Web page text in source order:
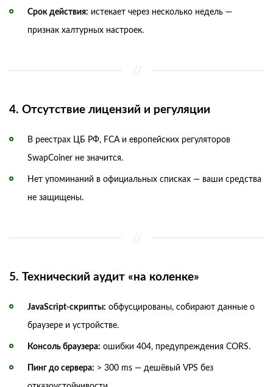
Срок действия: истекает через несколько недель —
признак халтурных настроек.
4. Отсутствие лицензий и регуляции
В реестрах ЦБ РФ, FCA и европейских регуляторов
SwapCoiner не значится.
Нет упоминаний в официальных списках — ваши средства
не защищены.
5. Технический аудит «на коленке»
JavaScript-скрипты: обфусцированы, собирают данные о
браузере и устройстве.
Консоль браузера: ошибки 404, предупреждения CORS.
Пинг до сервера: > 300 ms — дешёвый VPS без